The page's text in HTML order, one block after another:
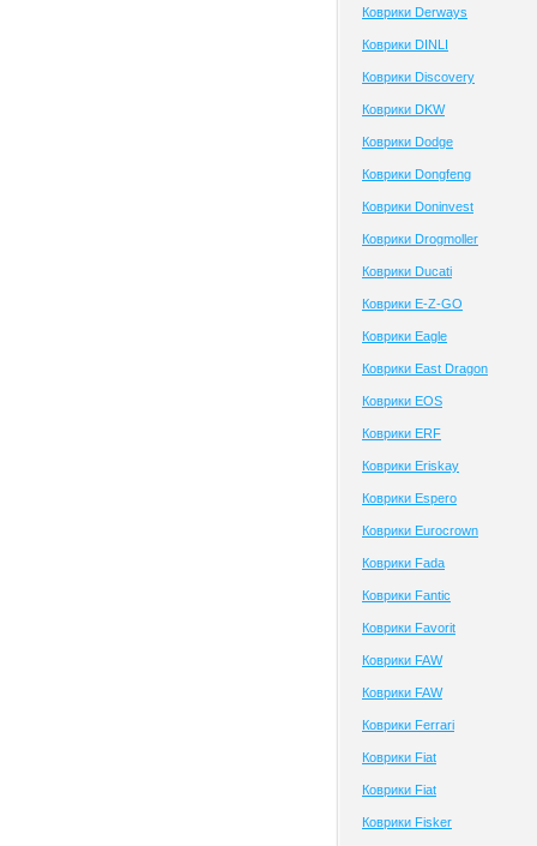
Коврики Derways
Коврики DINLI
Коврики Discovery
Коврики DKW
Коврики Dodge
Коврики Dongfeng
Коврики Doninvest
Коврики Drogmoller
Коврики Ducati
Коврики E-Z-GO
Коврики Eagle
Коврики East Dragon
Коврики EOS
Коврики ERF
Коврики Eriskay
Коврики Espero
Коврики Eurocrown
Коврики Fada
Коврики Fantic
Коврики Favorit
Коврики FAW
Коврики FAW
Коврики Ferrari
Коврики Fiat
Коврики Fiat
Коврики Fisker